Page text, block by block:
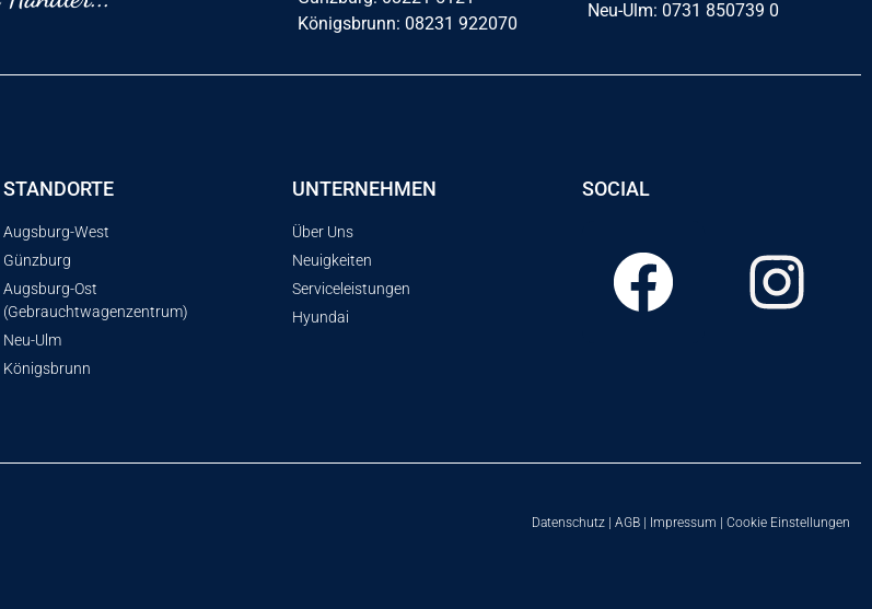
Königsbrunn: 08231 922070
Neu-Ulm: 0731 850739 0
STANDORTE
Augsburg-West
Günzburg
Augsburg-Ost
(Gebrauchtwagenzentrum)
Neu-Ulm
Königsbrunn
UNTERNEHMEN
Über Uns
Neuigkeiten
Serviceleistungen
Hyundai
SOCIAL
Datenschutz AGB Impressum Cookie Einstellungen